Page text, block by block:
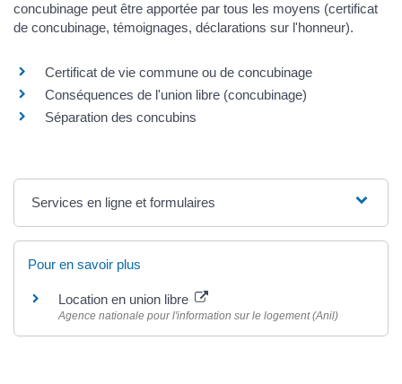
concubinage peut être apportée par tous les moyens (certificat
de concubinage, témoignages, déclarations sur l'honneur).
Certificat de vie commune ou de concubinage
Conséquences de l'union libre (concubinage)
Séparation des concubins
Services en ligne et formulaires
Pour en savoir plus
Location en union libre
Agence nationale pour l'information sur le logement (Anil)